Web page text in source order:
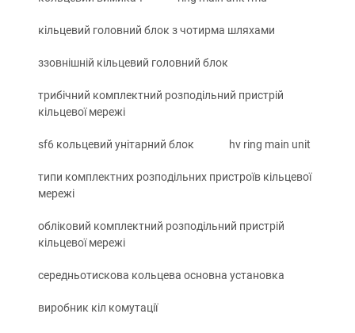
кільцевий головний блок з чотирма шляхами
ззовнішній кільцевий головний блок
трибічний комплектний розподільний пристрій
кільцевої мережі
sf6 кольцевий унітарний блок hv ring main unit
типи комплектних розподільних пристроїв кільцевої
мережі
обліковий комплектний розподільний пристрій
кільцевої мережі
середньотискова кольцева основна установка
виробник кіл комутації